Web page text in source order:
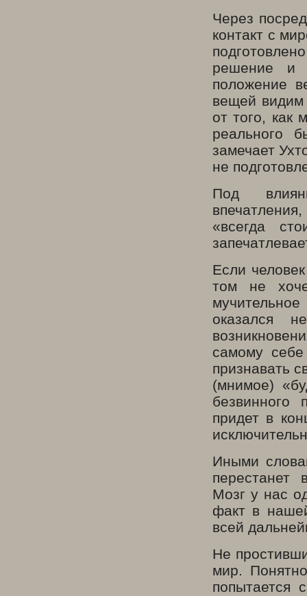
Через
контакт с
решение и
положение
вещей видим
от того, как
реального
замечает
не
Под
«всегда
Если
том не
оказался
самому
признавать
(мнимое)
безвинного
придет в
Иными
перестанет
Мозг у нас
факт в
всей
Не
мир.
попытается